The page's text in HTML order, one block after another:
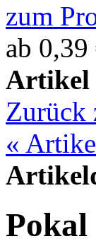
zum
ab 0,39
Artikel
Zurück
«